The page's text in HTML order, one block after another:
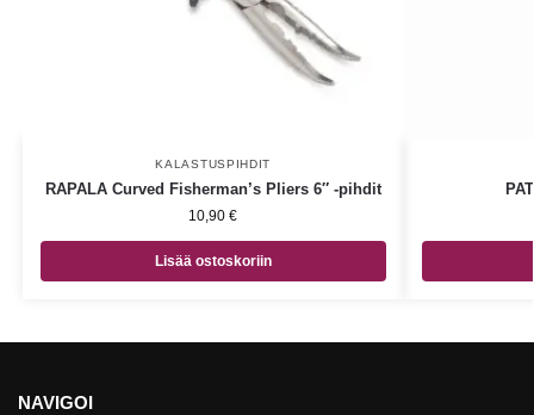
KALASTUSPIHDIT
RAPALA Curved Fisherman’s Pliers 6″ -pihdit
10,90€
Lisää ostoskoriin
NAVIGOI